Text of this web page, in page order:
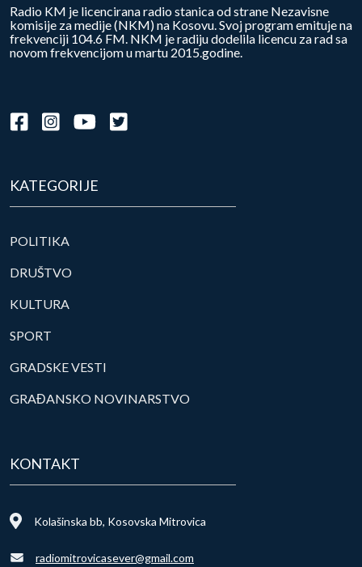
Radio KM je licencirana radio stanica od strane Nezavisne
komisije za medije (NKM) na Kosovu. Svoj program emituje na
frekvenciji 104.6 FM. NKM je radiju dodelila licencu za rad sa
novom frekvencijom u martu 2015.godine.
KATEGORIJE
POLITIKA
DRUŠTVO
KULTURA
SPORT
GRADSKE VESTI
GRAĐANSKO NOVINARSTVO
KONTAKT
Kolašinska bb, Kosovska Mitrovica
radiomitrovicasever@gmail.com